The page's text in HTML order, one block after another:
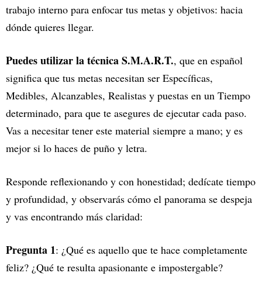
trabajo interno para enfocar tus metas y objetivos: hacia
dónde quieres llegar.
Puedes utilizar la técnica S.M.A.R.T., que en español
significa que tus metas necesitan ser Específicas,
Medibles, Alcanzables, Realistas y puestas en un Tiempo
determinado, para que te asegures de ejecutar cada paso.
Vas a necesitar tener este material siempre a mano; y es
mejor si lo haces de puño y letra.
Responde reflexionando y con honestidad; dedícate tiempo
y profundidad, y observarás cómo el panorama se despeja
y vas encontrando más claridad:
Pregunta 1: ¿Qué es aquello que te hace completamente
feliz? ¿Qué te resulta apasionante e impostergable?